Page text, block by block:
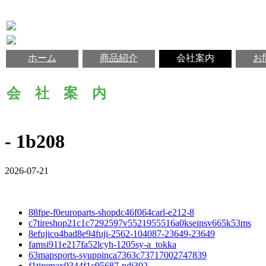
ホーム 商品紹介 会社案内 お
会 社 案 内
- 1b208
2026-07-21
88fpe-f0europarts-shopdc46f064carl-e212-8
c7tireshop21c1c7292597v5521955516a0kseinsv665k53ms
8efujico4bad8e94fuji-2562-104087-23649-23649
famsi911e217fa52lcyh-1205sy-a_tokka
63mapsports-syuppinca7363c73717002747839